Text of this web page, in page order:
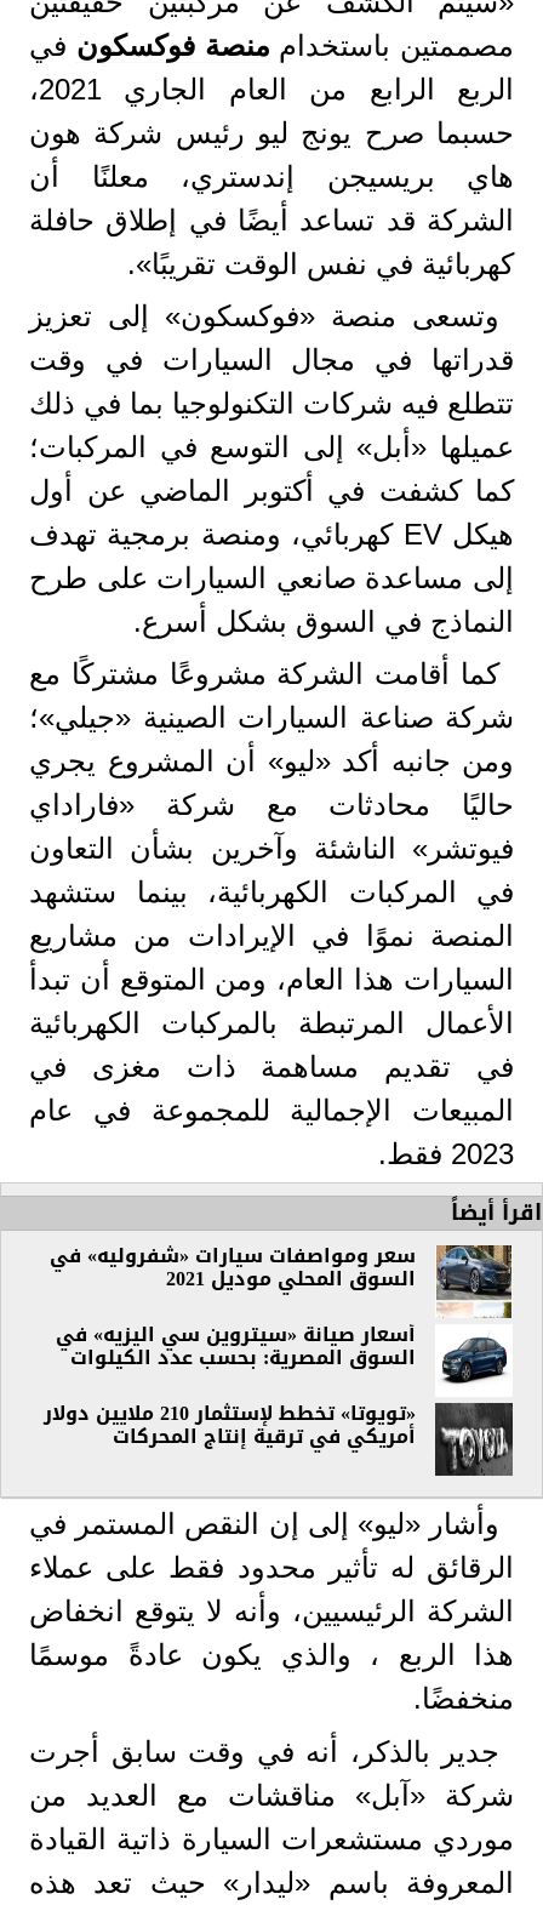
مصممتين باستخدام منصة فوكسكون في
الربع الرابع من العام الجاري 2021،
حسبما صرح يونج ليو رئيس شركة هون
هاي بريسيجن إندستري، معلنًا أن
الشركة قد تساعد أيضًا في إطلاق حافلة
كهربائية في نفس الوقت تقريبًا».
وتسعى منصة «فوكسكون» إلى تعزيز
قدراتها في مجال السيارات في وقت
تتطلع فيه شركات التكنولوجيا بما في ذلك
عميلها «أبل» إلى التوسع في المركبات؛
كما كشفت في أكتوبر الماضي عن أول
هيكل EV كهربائي، ومنصة برمجية تهدف
إلى مساعدة صانعي السيارات على طرح
النماذج في السوق بشكل أسرع.
كما أقامت الشركة مشروعًا مشتركًا مع
شركة صناعة السيارات الصينية «جيلي»؛
ومن جانبه أكد «ليو» أن المشروع يجري
حاليًا محادثات مع شركة «فاراداي
فيوتشر» الناشئة وآخرين بشأن التعاون
في المركبات الكهربائية، بينما ستشهد
المنصة نموًا في الإيرادات من مشاريع
السيارات هذا العام، ومن المتوقع أن تبدأ
الأعمال المرتبطة بالمركبات الكهربائية
في تقديم مساهمة ذات مغزى في
المبيعات الإجمالية للمجموعة في عام
2023 فقط.
اقرأ أيضاً
سعر ومواصفات سيارات «شفروليه» في
السوق المحلي موديل 2021
أسعار صيانة «سيتروين سي اليزيه» في
السوق المصرية: بحسب عدد الكيلوات
«تويوتا» تخطط لإستثمار 210 ملايين دولار
أمريكي في ترقية إنتاج المحركات
وأشار «ليو» إلى إن النقص المستمر في
الرقائق له تأثير محدود فقط على عملاء
الشركة الرئيسيين، وأنه لا يتوقع انخفاض
هذا الربع ، والذي يكون عادةً موسمًا
منخفضًا.
جدير بالذكر، أنه في وقت سابق أجرت
شركة «آبل» مناقشات مع العديد من
موردي مستشعرات السيارة ذاتية القيادة
المعروفة باسم «ليدار» حيث تعد هذه